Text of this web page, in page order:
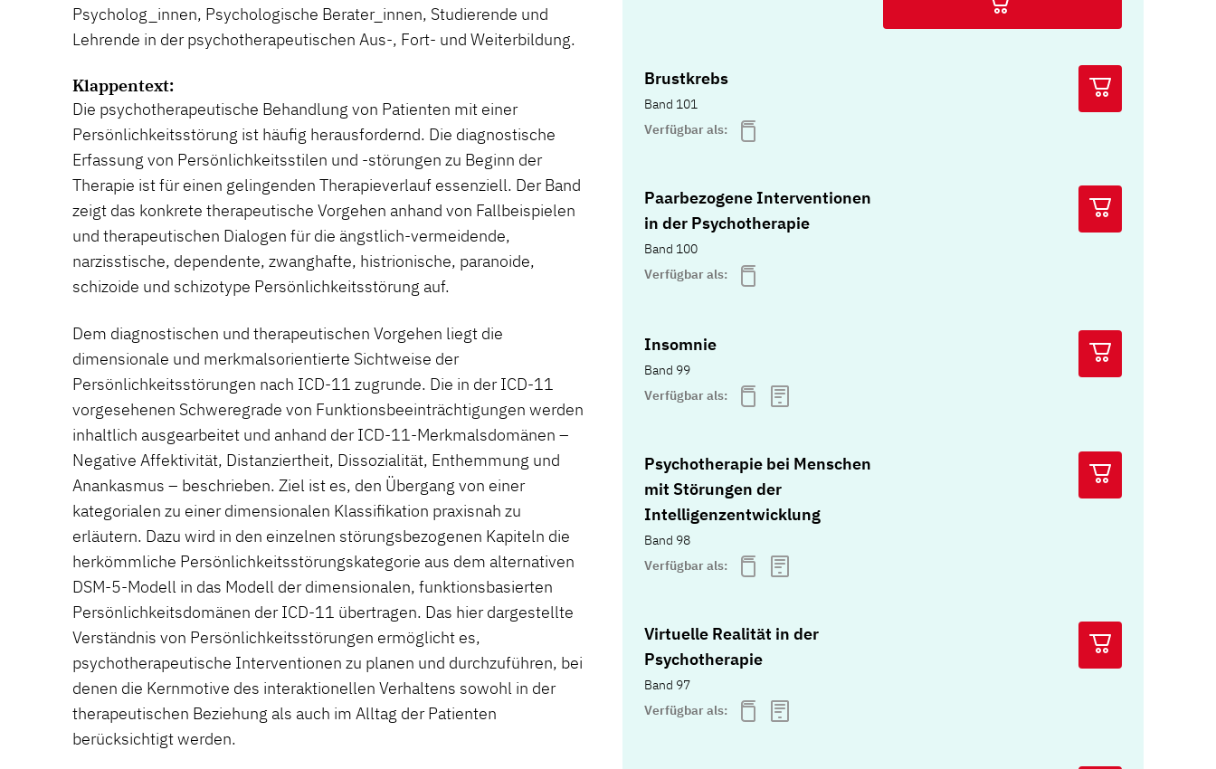
Brustkrebs
Band 101
Verfügbar als:
Paarbezogene Interventionen
in der Psychotherapie
Band 100
Verfügbar als:
Insomnie
Band 99
Verfügbar als:
Psychotherapie bei Menschen
mit Störungen der
Intelligenzentwicklung
Band 98
Verfügbar als:
Virtuelle Realität in der
Psychotherapie
Band 97
Verfügbar als:
Psycholog_innen, Psychologische Berater_innen, Studierende und
Lehrende in der psychotherapeutischen Aus-, Fort- und Weiterbildung.
Klappentext:
Die psychotherapeutische Behandlung von Patienten mit einer
Persönlichkeitsstörung ist häufig herausfordernd. Die diagnostische
Erfassung von Persönlichkeitsstilen und -störungen zu Beginn der
Therapie ist für einen gelingenden Therapieverlauf essenziell. Der Band
zeigt das konkrete therapeutische Vorgehen anhand von Fallbeispielen
und therapeutischen Dialogen für die ängstlich-vermeidende,
narzisstische, dependente, zwanghafte, histrionische, paranoide,
schizoide und schizotype Persönlichkeitsstörung auf.
Dem diagnostischen und therapeutischen Vorgehen liegt die
dimensionale und merkmalsorientierte Sichtweise der
Persönlichkeitsstörungen nach ICD-11 zugrunde. Die in der ICD-11
vorgesehenen Schweregrade von Funktionsbeeinträchtigungen werden
inhaltlich ausgearbeitet und anhand der ICD-11-Merkmalsdomänen –
Negative Affektivität, Distanziertheit, Dissozialität, Enthemmung und
Anankasmus – beschrieben. Ziel ist es, den Übergang von einer
kategorialen zu einer dimensionalen Klassifikation praxisnah zu
erläutern. Dazu wird in den einzelnen störungsbezogenen Kapiteln die
herkömmliche Persönlichkeitsstörungskategorie aus dem alternativen
DSM-5-Modell in das Modell der dimensionalen, funktionsbasierten
Persönlichkeitsdomänen der ICD-11 übertragen. Das hier dargestellte
Verständnis von Persönlichkeitsstörungen ermöglicht es,
psychotherapeutische Interventionen zu planen und durchzuführen, bei
denen die Kernmotive des interaktionellen Verhaltens sowohl in der
therapeutischen Beziehung als auch im Alltag der Patienten
berücksichtigt werden.